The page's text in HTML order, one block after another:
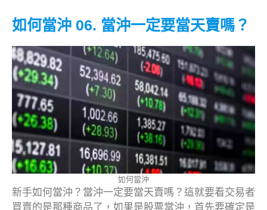
如何當沖 06. 當沖一定要當天賣嗎？
如何當沖
新手如何當沖？當沖一定要當天賣嗎？這就要看交易者
買賣的是那種商品了，如果是股票當沖，首先要確定是